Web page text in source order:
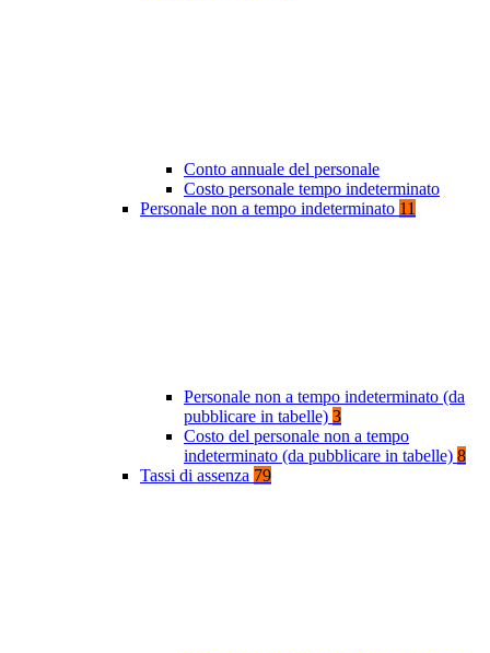
Conto annuale del personale
Costo personale tempo indeterminato
Personale non a tempo indeterminato 11
Personale non a tempo indeterminato (da
pubblicare in tabelle) 3
Costo del personale non a tempo
indeterminato (da pubblicare in tabelle) 8
Tassi di assenza 79